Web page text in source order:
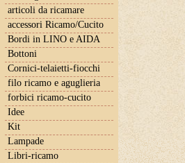
articoli da ricamare
accessori Ricamo/Cucito
Bordi in LINO e AIDA
Bottoni
Cornici-telaietti-fiocchi
filo ricamo e aguglieria
forbici ricamo-cucito
Idee
Kit
Lampade
Libri-ricamo